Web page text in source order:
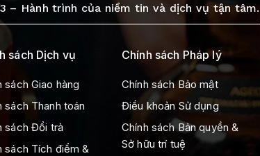
– Hành trình của niềm tin và dịch vụ tận tâm.
sách Dịch vụ
sách Giao hàng
sách Thanh toán
sách Đổi trả
sách Tích điểm &
Chính sách Pháp lý
Chính sách Bảo mật
Điều khoản Sử dụng
Chính sách Bản quyền &
Sở hữu trí tuệ